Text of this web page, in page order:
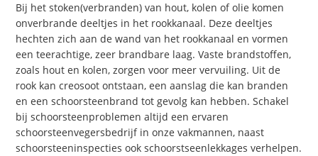
Bij het stoken(verbranden) van hout, kolen of olie komen
onverbrande deeltjes in het rookkanaal. Deze deeltjes
hechten zich aan de wand van het rookkanaal en vormen
een teerachtige, zeer brandbare laag. Vaste brandstoffen,
zoals hout en kolen, zorgen voor meer vervuiling. Uit de
rook kan creosoot ontstaan, een aanslag die kan branden
en een schoorsteenbrand tot gevolg kan hebben. Schakel
bij schoorsteenproblemen altijd een ervaren
schoorsteenvegersbedrijf in onze vakmannen, naast
schoorsteeninspecties ook schoorstseenlekkages verhelpen.